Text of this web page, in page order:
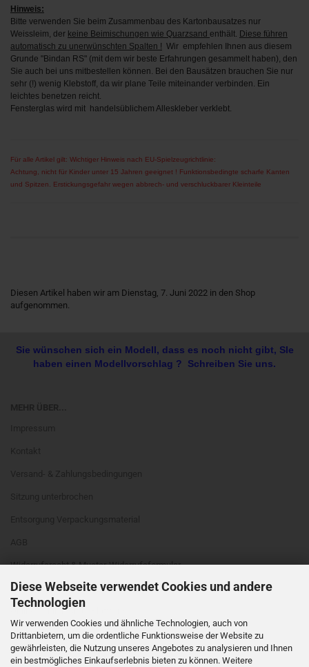
Diese Webseite verwendet Cookies und andere
Technologien
Wir verwenden Cookies und ähnliche Technologien, auch von
Drittanbietern, um die ordentliche Funktionsweise der Website zu
gewährleisten, die Nutzung unseres Angebotes zu analysieren und Ihnen
ein bestmögliches Einkaufserlebnis bieten zu können. Weitere
Hinweis:
Bitte verwenden Sie beim Zusammenbau des Kartonbausatzes nur
Weissleim, der keine Beimischungen wie Quarzsand enthält. Diese führen
automatisch zu unerwünschten Spalten ! Wir empfehlen Ihnen aus diesem
Grunde "Bindan RS" (mit dem wir beste Erfahrungen gesammelt haben), den
Sie auch bei uns mitbestellen können. Bei den Bausätzen brauchen Sie nur
sehr (!) wenig Klebstoff, da wir plane Teile miteinander verbinden. Ein
leichtes benetzen reicht.
Fensterglas wird mit handelsüblichem Alleskleber verklebt.
Für alle Artikel gilt: Wichtiger Hinweis nach EU-Spielzeugrichtlinie:
Achtung, nicht für Kinder unter 15 Jahren geeignet ! Funktionsbedingte scharfe Kanten
und Spitzen. Erstickungsgefahr wegen abbrech- und verschluckbarer Kleinteile
Diesen Artikel haben wir am Dienstag, 7. Juni 2022 in den Shop
aufgenommen.
Sie wünschen sich ein Modell, dass es noch nicht gibt, SIe
haben einen Modellvorschlag ? Schreiben Sie uns.
Widerrufsrecht & Muster-Widerrufsformular
Privatsphäre und Datenschutz
Online Schlichtungs-Plattform
Cookie Einstellungen